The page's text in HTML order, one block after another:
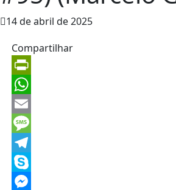
14 de abril de 2025
Compartilhar
PrintFriendly
WhatsApp
Email
Message
Telegram
Skype